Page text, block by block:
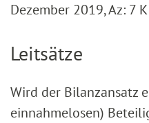
Dezember 2019, Az: 7
Leitsätze
Wird der Bilanzansatz
einnahmelosen)